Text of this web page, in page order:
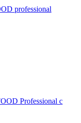
professional
Professional с